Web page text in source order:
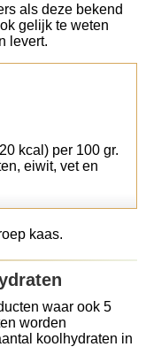
als deze bekend
gelijk te weten
levert.
kcal) per 100 gr.
eiwit, vet en
kaas.
waar ook 5
worden
koolhydraten in